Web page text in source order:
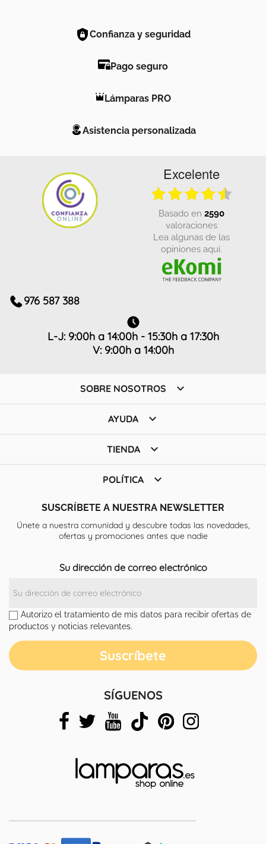
Confianza y seguridad
Pago seguro
Lámparas PRO
Asistencia personalizada
Excelente
basado en 2590
valoraciones
Lea algunas de las
opiniones aquí.
976 587 388
L-J: 9:00h a 14:00h - 15:30h a 17:30h
V: 9:00h a 14:00h
SOBRE NOSOTROS 
AYUDA 
TIENDA 
POLÍTICA 
SUSCRÍBETE A NUESTRA NEWSLETTER
Únete a nuestra comunidad y descubre todas las novedades,
ofertas y promociones antes que nadie
Su dirección de correo electrónico
Autorizo el tratamiento de mis datos para recibir ofertas de
productos y noticias relevantes.
SÍGUENOS